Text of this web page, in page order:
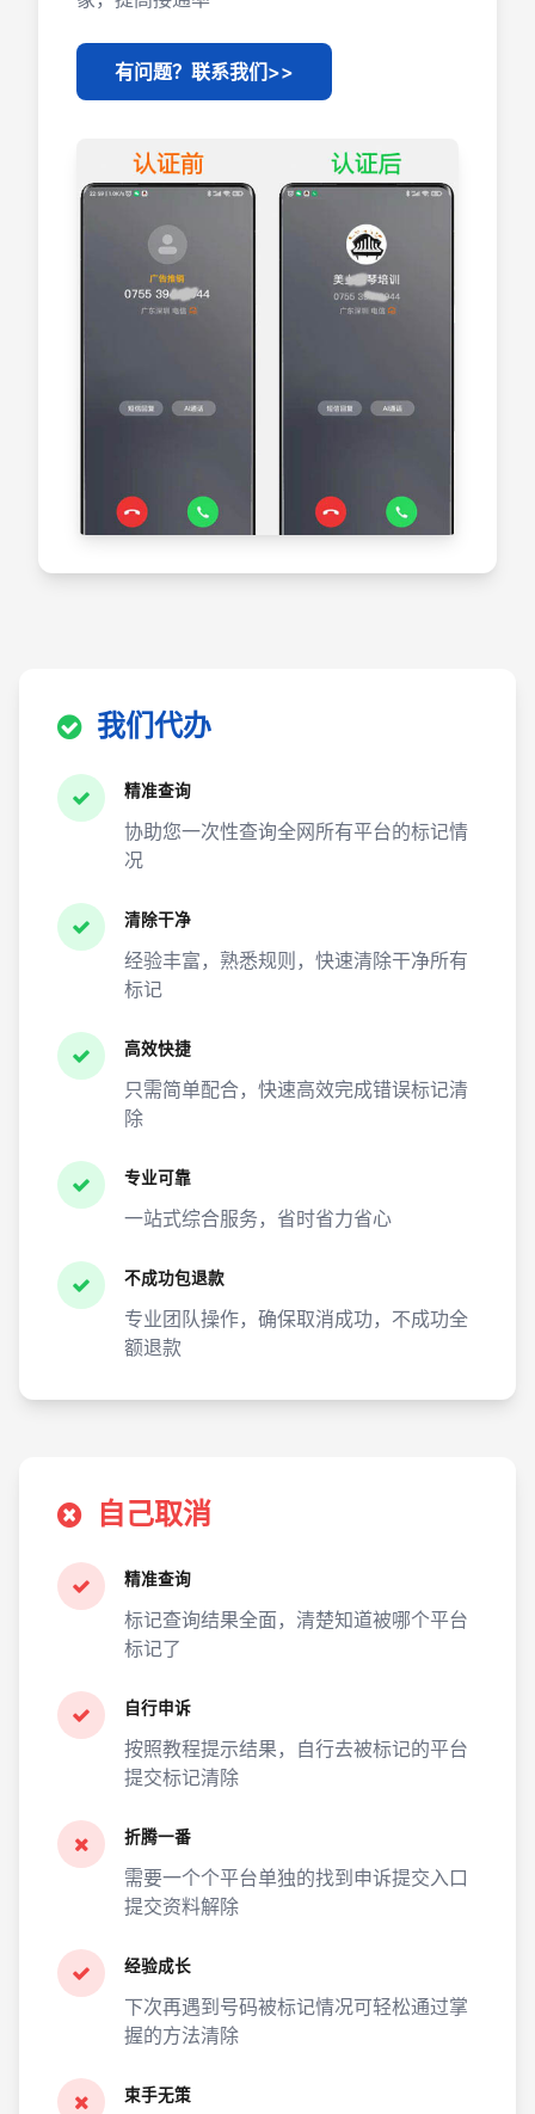
有问题？联系我们>>
我们代办
精准查询
协助您一次性查询全网所有平台的标记情
况
清除干净
经验丰富，熟悉规则，快速清除干净所有
标记
高效快捷
只需简单配合，快速高效完成错误标记清
除
专业可靠
一站式综合服务，省时省力省心
不成功包退款
专业团队操作，确保取消成功，不成功全
额退款
自己取消
精准查询
标记查询结果全面，清楚知道被哪个平台
标记了
自行申诉
按照教程提示结果，自行去被标记的平台
提交标记清除
折腾一番
需要一个个平台单独的找到申诉提交入口
提交资料解除
经验成长
下次再遇到号码被标记情况可轻松通过掌
握的方法清除
束手无策